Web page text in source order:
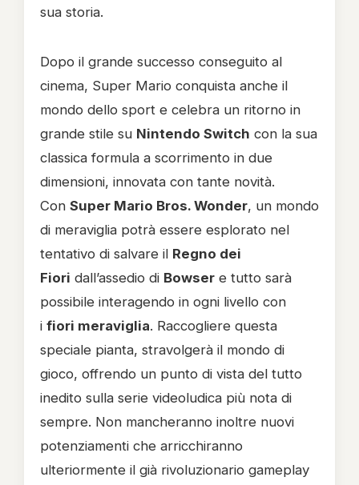
sua storia.
Dopo il grande successo conseguito al
cinema, Super Mario conquista anche il
mondo dello sport e celebra un ritorno in
grande stile su Nintendo Switch con la sua
classica formula a scorrimento in due
dimensioni, innovata con tante novità.
Con Super Mario Bros. Wonder, un mondo
di meraviglia potrà essere esplorato nel
tentativo di salvare il Regno dei
Fiori dall’assedio di Bowser e tutto sarà
possibile interagendo in ogni livello con
i fiori meraviglia. Raccogliere questa
speciale pianta, stravolgerà il mondo di
gioco, offrendo un punto di vista del tutto
inedito sulla serie videoludica più nota di
sempre. Non mancheranno inoltre nuovi
potenziamenti che arricchiranno
ulteriormente il già rivoluzionario gameplay